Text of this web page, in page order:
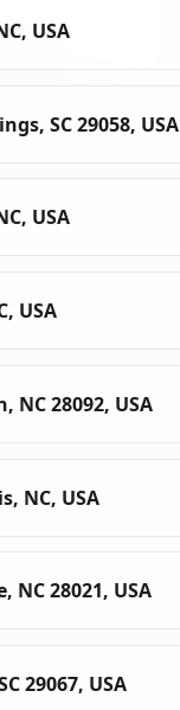
USA
SC 29058, USA
USA
USA
NC 28092, USA
NC, USA
NC 28021, USA
29067, USA